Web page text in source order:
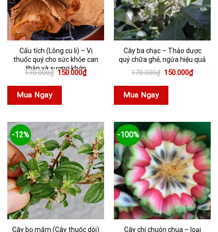
Cẩu tích (Lông cu li) – Vị
thuốc quý cho sức khỏe can
thận và xương khớp
170.000₫ Giá
là:
150.000₫Giá
hiện
Mua Ngay
Cây ba chạc – Thảo dược
quý chữa ghẻ, ngứa hiệu quả
170.000₫ Giá
là:
150.000₫Giá
hiện
Mua Ngay
-12%
Cây bọ mắm (Cây thuốc dòi)
-100%
Cây chí chuôn chua – loại